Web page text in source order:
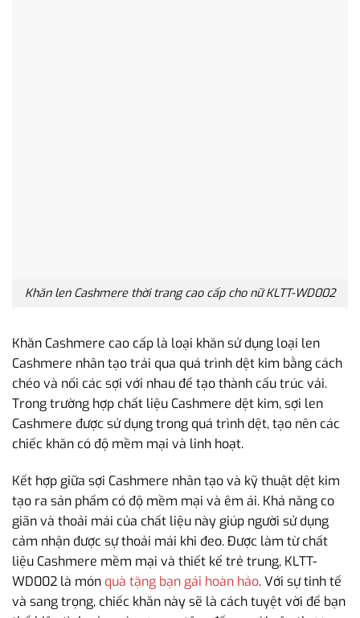
Khăn len Cashmere thời trang cao cấp cho nữ KLTT-WD002
Khăn Cashmere cao cấp là loại khăn sử dụng loại len
Cashmere nhân tạo trải qua quá trình dệt kim bằng cách
chéo và nối các sợi với nhau để tạo thành cấu trúc vải.
Trong trường hợp chất liệu Cashmere dệt kim, sợi len
Cashmere được sử dụng trong quá trình dệt, tạo nên các
chiếc khăn có độ mềm mại và linh hoạt.
Kết hợp giữa sợi Cashmere nhân tạo và kỹ thuật dệt kim
tạo ra sản phẩm có độ mềm mại và êm ái. Khả năng co
giãn và thoải mái của chất liệu này giúp người sử dụng
cảm nhận được sự thoải mái khi đeo. Được làm từ chất
liệu Cashmere mềm mại và thiết kế trẻ trung, KLTT-
WD002 là món quà tặng bạn gái hoàn hảo. Với sự tinh tế
và sang trọng, chiếc khăn này sẽ là cách tuyệt vời để bạn